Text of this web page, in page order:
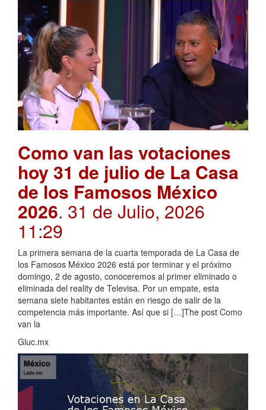
Como van las votaciones
hoy 31 de julio de La Casa
de los Famosos México
2026. 31 de Julio, 2026
11:29
La primera semana de la cuarta temporada de La Casa de
los Famosos México 2026 está por terminar y el próximo
domingo, 2 de agosto, conoceremos al primer eliminado o
eliminada del reality de Televisa. Por un empate, esta
semana siete habitantes están en riesgo de salir de la
competencia más importante. Así que si […]The post Como
van la
Gluc.mx